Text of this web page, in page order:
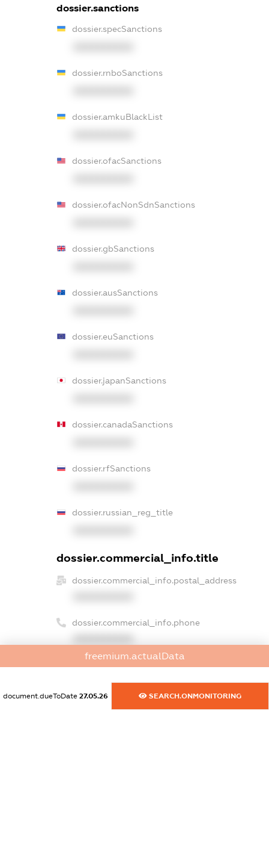
dossier.sanctions
dossier.specSanctions
dossier.rnboSanctions
dossier.amkuBlackList
dossier.ofacSanctions
dossier.ofacNonSdnSanctions
dossier.gbSanctions
dossier.ausSanctions
dossier.euSanctions
dossier.japanSanctions
dossier.canadaSanctions
dossier.rfSanctions
dossier.russian_reg_title
dossier.commercial_info.title
dossier.commercial_info.postal_address
dossier.commercial_info.phone
dossier.commercial_info.fax
XXXXXXXXXX
dossier.commercial_info.email
freemium.actualData
document.dueToDate 27.05.26 SEARCH.ONMONITORING